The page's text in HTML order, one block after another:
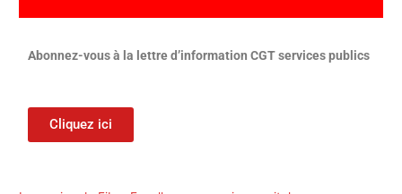
Abonnez-vous à la lettre d’information CGT services publics
Cliquez ici